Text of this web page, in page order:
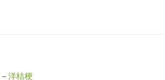
－洋桔梗